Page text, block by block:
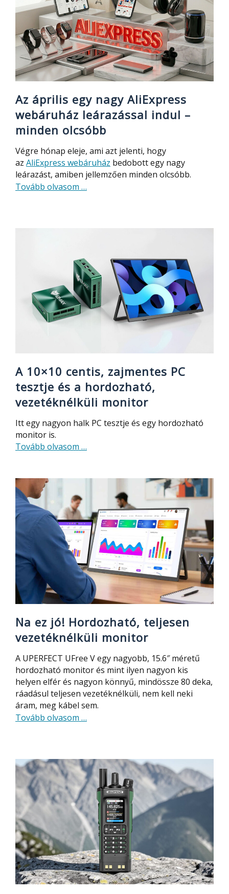
Az április egy nagy AliExpress
webáruház leárazással indul –
minden olcsóbb
Végre hónap eleje, ami azt jelenti, hogy
az AliExpress webáruház bedobott egy nagy
leárazást, amiben jellemzően minden olcsóbb.
Tovább olvasom about
webáruház
leárazással
indul
–
minden
…
A 10×10 centis, zajmentes PC
tesztje és a hordozható,
vezetéknélküli monitor
Itt egy nagyon halk PC tesztje és egy hordozható
monitor is.
Tovább olvasom about
centis,
zajmentes
PC
tesztje
és
a
hordozható,
vezetéknélküli
monitor
…
Na ez jó! Hordozható, teljesen
vezetéknélküli monitor
A UPERFECT UFree V egy nagyobb, 15.6″ méretű
hordozható monitor és mint ilyen nagyon kis
helyen elfér és nagyon könnyű, mindössze 80 deka,
ráadásul teljesen vezetéknélküli, nem kell neki
áram, meg kábel sem.
Tovább olvasom about
Hordozható,
teljesen
vezetéknélküli
monitor
…